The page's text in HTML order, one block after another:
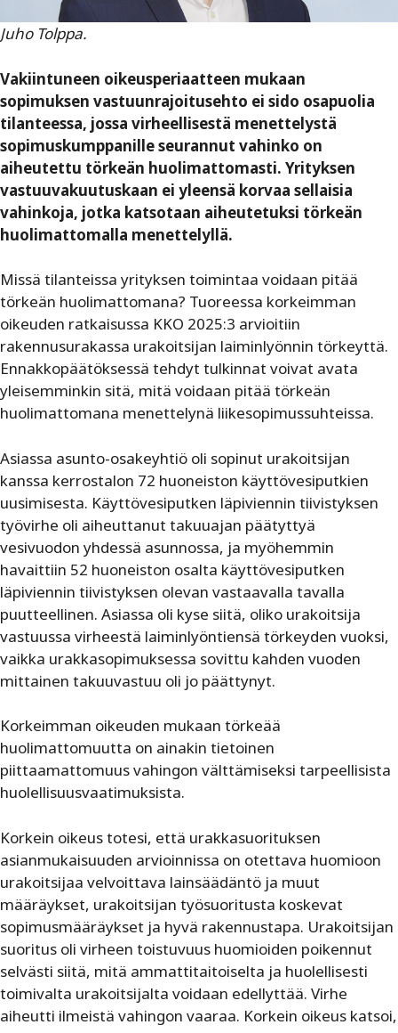
Juho Tolppa.
Vakiintuneen oikeusperiaatteen mukaan
sopimuksen vastuunrajoitusehto ei sido osapuolia
tilanteessa, jossa virheellisestä menettelystä
sopimuskumppanille seurannut vahinko on
aiheutettu törkeän huolimattomasti. Yrityksen
vastuuvakuutuskaan ei yleensä korvaa sellaisia
vahinkoja, jotka katsotaan aiheutetuksi törkeän
huolimattomalla menettelyllä.
Missä tilanteissa yrityksen toimintaa voidaan pitää
törkeän huolimattomana? Tuoreessa korkeimman
oikeuden ratkaisussa KKO 2025:3 arvioitiin
rakennusurakassa urakoitsijan laiminlyönnin törkeyttä.
Ennakkopäätöksessä tehdyt tulkinnat voivat avata
yleisemminkin sitä, mitä voidaan pitää törkeän
huolimattomana menettelynä liikesopimussuhteissa.
Asiassa asunto-osakeyhtiö oli sopinut urakoitsijan
kanssa kerrostalon 72 huoneiston käyttövesiputkien
uusimisesta. Käyttövesiputken läpiviennin tiivistyksen
työvirhe oli aiheuttanut takuuajan päätyttyä
vesivuodon yhdessä asunnossa, ja myöhemmin
havaittiin 52 huoneiston osalta käyttövesiputken
läpiviennin tiivistyksen olevan vastaavalla tavalla
puutteellinen. Asiassa oli kyse siitä, oliko urakoitsija
vastuussa virheestä laiminlyöntiensä törkeyden vuoksi,
vaikka urakkasopimuksessa sovittu kahden vuoden
mittainen takuuvastuu oli jo päättynyt.
Korkeimman oikeuden mukaan törkeää
huolimattomuutta on ainakin tietoinen
piittaamattomuus vahingon välttämiseksi tarpeellisista
huolellisuusvaatimuksista.
Korkein oikeus totesi, että urakkasuorituksen
asianmukaisuuden arvioinnissa on otettava huomioon
urakoitsijaa velvoittava lainsäädäntö ja muut
määräykset, urakoitsijan työsuoritusta koskevat
sopimusmääräykset ja hyvä rakennustapa. Urakoitsijan
suoritus oli virheen toistuvuus huomioiden poikennut
selvästi siitä, mitä ammattitaitoiselta ja huolellisesti
toimivalta urakoitsijalta voidaan edellyttää. Virhe
aiheutti ilmeistä vahingon vaaraa. Korkein oikeus katsoi,